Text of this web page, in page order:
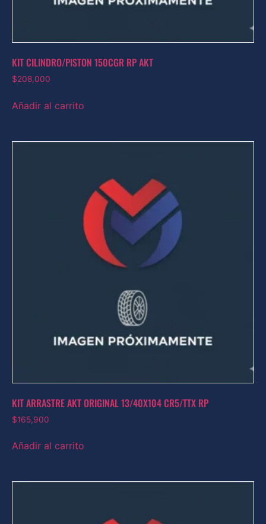
KIT CILINDRO/PISTON 150CGR RP AKT
$208,000
Añadir al carrito
KIT ARRASTRE AKT ORIGINAL 13/40X104 CR5/TTX RP
$165,900
Añadir al carrito